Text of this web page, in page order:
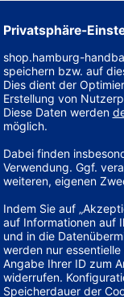
Teens zeigst
mit
vom Equipment
und